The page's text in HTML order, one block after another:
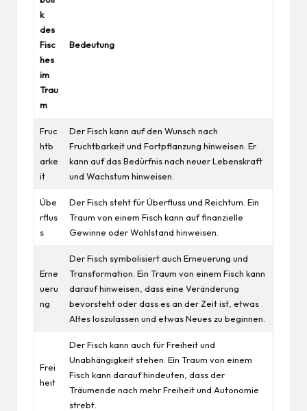
k
des
Fisc
hes
im
Trau
m
Bedeutung
Fruc
htb
arke
it
Der Fisch kann auf den Wunsch nach
Fruchtbarkeit und Fortpflanzung hinweisen. Er
kann auf das Bedürfnis nach neuer Lebenskraft
und Wachstum hinweisen.
Übe
rflus
s
Der Fisch steht für Überfluss und Reichtum. Ein
Traum von einem Fisch kann auf finanzielle
Gewinne oder Wohlstand hinweisen.
Erne
ueru
ng
Der Fisch symbolisiert auch Erneuerung und
Transformation. Ein Traum von einem Fisch kann
darauf hinweisen, dass eine Veränderung
bevorsteht oder dass es an der Zeit ist, etwas
Altes loszulassen und etwas Neues zu beginnen.
Frei
heit
Der Fisch kann auch für Freiheit und
Unabhängigkeit stehen. Ein Traum von einem
Fisch kann darauf hindeuten, dass der
Träumende nach mehr Freiheit und Autonomie
strebt.